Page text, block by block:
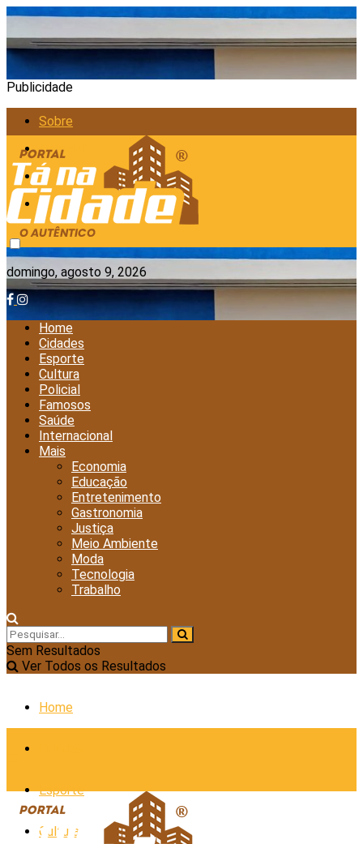
Publicidade
Sobre
Anunciar
Política de Privacidade
Contato
domingo, agosto 9, 2026
Home
Cidades
Esporte
Cultura
Policial
Famosos
Saúde
Internacional
Mais
Economia
Educação
Entretenimento
Gastronomia
Justiça
Meio Ambiente
Moda
Tecnologia
Trabalho
Sem Resultados
Ver Todos os Resultados
Home
Esporte
Cultura